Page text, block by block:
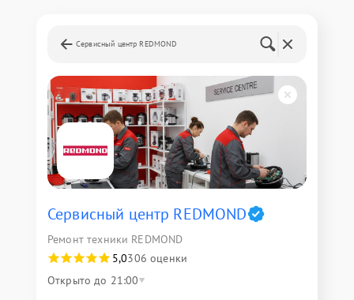
Сервисный центр REDMOND
Сервисный центр REDMOND
Ремонт техники REDMOND
5,0306 оценки
Открыто до 21:00